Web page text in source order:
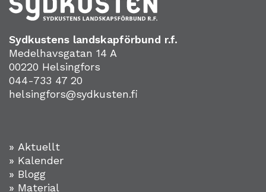
Sydkustens landskapförbund r.f.
Medelhavsgatan 14 A
00220 Helsingfors
044-733 47 20
helsingfors@sydkusten.fi
» Aktuellt
» Kalender
» Blogg
» Material